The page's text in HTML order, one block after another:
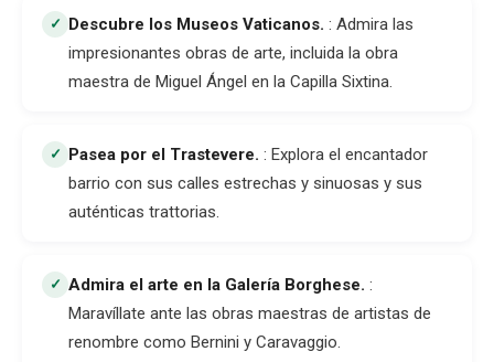
✓ Descubre los Museos Vaticanos. : Admira las
impresionantes obras de arte, incluida la obra
maestra de Miguel Ángel en la Capilla Sixtina.
✓ Pasea por el Trastevere. : Explora el encantador
barrio con sus calles estrechas y sinuosas y sus
auténticas trattorias.
✓ Admira el arte en la Galería Borghese. :
Maravíllate ante las obras maestras de artistas de
renombre como Bernini y Caravaggio.